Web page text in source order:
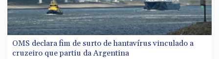
OMS declara fim de surto de hantavírus vinculado a
cruzeiro que partiu da Argentina